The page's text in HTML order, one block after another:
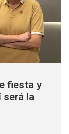
fiesta y
será la